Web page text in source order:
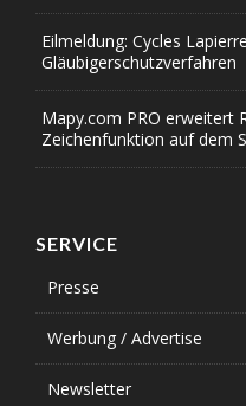
Eilmeldung: Cycles
Gläubigerschutzverfahren
Mapy.com PRO erweitert
Zeichenfunktion auf dem
SERVICE
Presse
Werbung / Advertise
Newsletter